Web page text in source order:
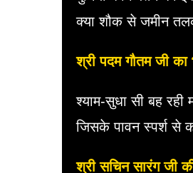
क्या शौक से जमीन
श्री पदम गौतम जी का
श्याम-सुधा सी बह रही
जिसके पावन स्पर्श से
श्री सचिन सारंग जी